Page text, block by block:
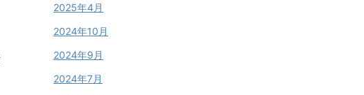
2025年4月
2024年10月
2024年9月
2024年7月